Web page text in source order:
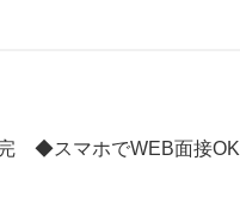
◆スマホでWEB面接OK